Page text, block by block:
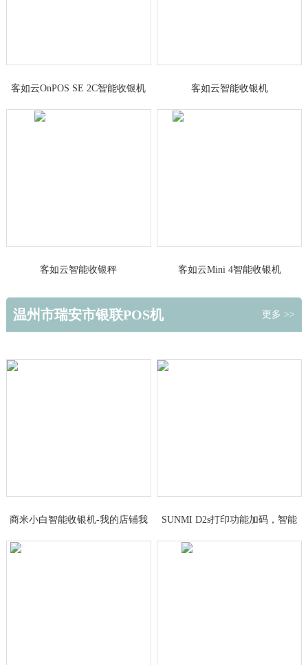
客如云OnPOS SE 2C智能收银机 客如云智能收银机
客如云智能收银秤 客如云Mini 4智能收银机
温州市瑞安市银联POS机 更多 >>
商米小白智能收银机-我的店铺我
SUNMI D2s打印功能加码，智能